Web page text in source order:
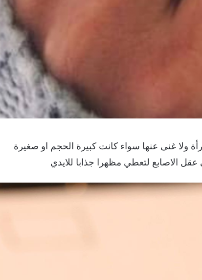
ولا غنى عنها سواء كانت كبيرة الحجم او صغيرة
الاصابع لتعطي مظهرا جذابا للايدي